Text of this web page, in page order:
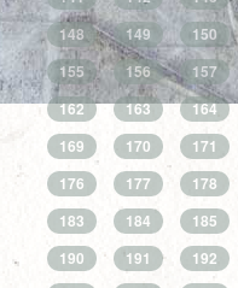
148
149 150
155
156 157
162
163 164
169
170 171
176
177 178
183
184 185
190
191 192